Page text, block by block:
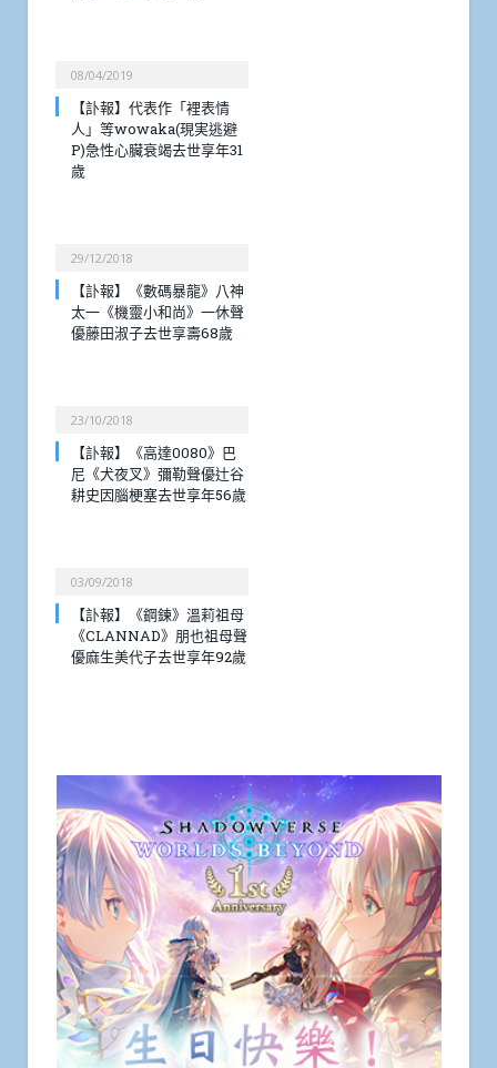
08/04/2019
【訃報】代表作「裡表情
人」等wowaka(現実逃避
P)急性心臟衰竭去世享年31
歲
29/12/2018
【訃報】《數碼暴龍》八神
太一《機靈小和尚》一休聲
優藤田淑子去世享壽68歲
23/10/2018
【訃報】《高達0080》巴
尼《犬夜叉》彌勒聲優辻谷
耕史因腦梗塞去世享年56歲
03/09/2018
【訃報】《鋼鍊》溫莉祖母
《CLANNAD》朋也祖母聲
優麻生美代子去世享年92歲